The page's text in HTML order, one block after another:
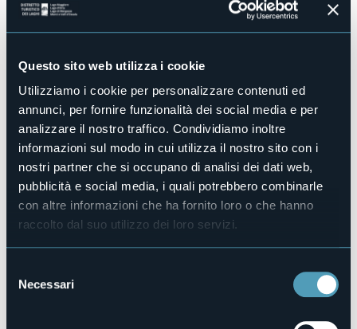
Questo sito web utilizza i cookie
Utilizziamo i cookie per personalizzare contenuti ed
annunci, per fornire funzionalità dei social media e per
analizzare il nostro traffico. Condividiamo inoltre
informazioni sul modo in cui utilizza il nostro sito con i
nostri partner che si occupano di analisi dei dati web,
pubblicità e social media, i quali potrebbero combinarle
con altre informazioni che ha fornito loro o che hanno
raccolto dal suo utilizzo dei loro servizi.
delNecessari
No
Sala congressi
Piscina
No
Animali ammessi
Sì
Camere
10
Posti letto
19
E-mail